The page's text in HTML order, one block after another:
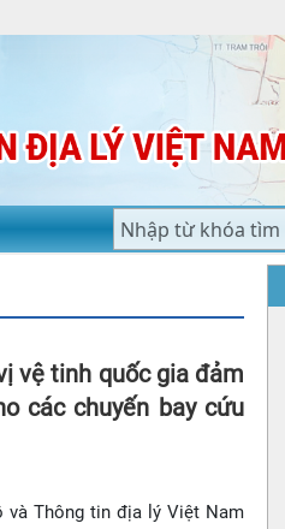
vệ tinh quốc gia đảm
các chuyến bay cứu
và Thông tin địa lý Việt Nam